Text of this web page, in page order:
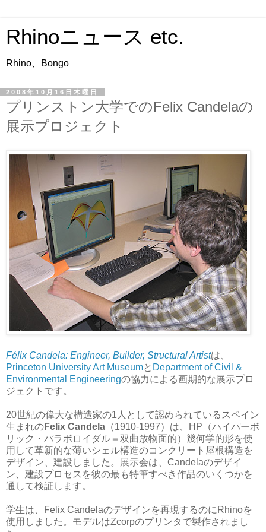
Rhinoニュース etc.
Rhino、Bongo
2008年10月16日木曜日
プリンストン大学でのFelix Candelaの
展示プロジェクト
Félix Candela: Engineer, Builder, Structural Artistは、
Princeton University Art Museumと Department of Civil &
Environmental Engineeringの協力による画期的な展示プロ
ジェクトです。
20世紀の偉大な構造家の1人として認められているスペイン
生まれのFelix Candela （1910-1997）は、HP（ハイパーボ
リック・パラボロイダル＝双曲放物面的）幾何学的形を使
用して革新的な薄いシェル構造のコンクリート屋根構造を
デザイン、建設しました。展示会は、Candelaのデザイ
ン、建設プロセスを彼の最も特筆すべき作品のいくつかを
通して検証します。
学生は、Felix Candelaのデザインを再現するのにRhinoを
使用しました。モデルはZcorpのプリンタで製作されまし